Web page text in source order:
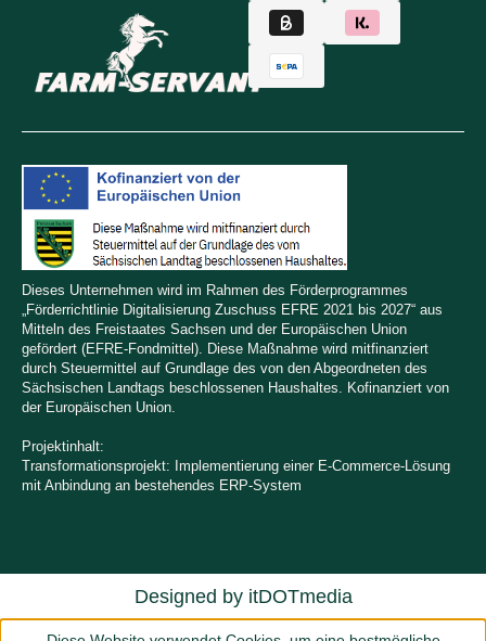
Dieses Unternehmen wird im Rahmen des Förderprogrammes
„Förderrichtlinie Digitalisierung Zuschuss EFRE 2021 bis 2027“ aus
Mitteln des Freistaates Sachsen und der Europäischen Union
gefördert (EFRE-Fondmittel). Diese Maßnahme wird mitfinanziert
durch Steuermittel auf Grundlage des von den Abgeordneten des
Sächsischen Landtags beschlossenen Haushaltes. Kofinanziert von
der Europäischen Union.
Projektinhalt:
Transformationsprojekt: Implementierung einer E-Commerce-Lösung
mit Anbindung an bestehendes ERP-System
Designed by itDOTmedia